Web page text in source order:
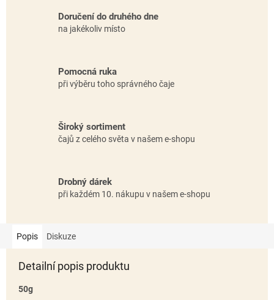
Doručení do druhého dne
na jakékoliv místo
Pomocná ruka
při výběru toho správného čaje
Široký sortiment
čajů z celého světa v našem e-shopu
Drobný dárek
při každém 10. nákupu v našem e-shopu
Popis Diskuze
Detailní popis produktu
50g